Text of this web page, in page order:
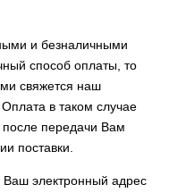
и безналичными
способ оплаты, то
свяжется наш
в таком случае
передачи Вам
поставки.
электронный адрес